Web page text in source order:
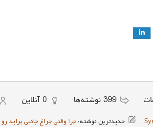
399 نوشته‌ها 0آنلاین
جدیدترین نوشته:چرا وقتی چراغ جانبی